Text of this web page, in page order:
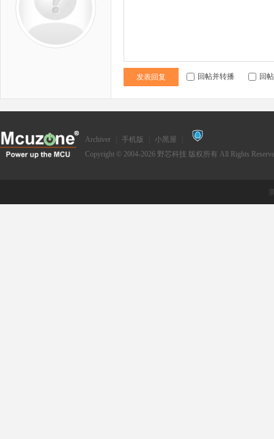
发表回复 回帖并转播 回
Archiver 手机版 小黑屋
Copyright © 2004-2026 野芯科技 版权所有 All Rights